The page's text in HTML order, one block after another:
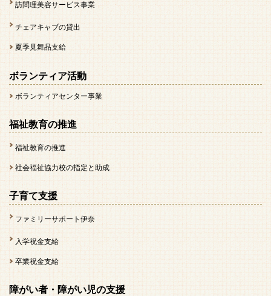
訪問理美容サービス事業
チェアキャブの貸出
夏季見舞品支給
ボランティア活動
ボランティアセンター事業
福祉教育の推進
福祉教育の推進
社会福祉協力校の指定と助成
子育て支援
ファミリーサポート伊奈
入学祝金支給
卒業祝金支給
障がい者・障がい児の支援